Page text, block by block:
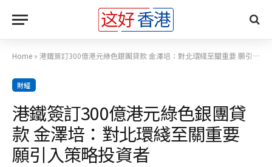
Home » 港鐵簽訂300億港元綠色銀團貸款 金澤培：對北環綫至關重要 願引入策略投資者
財經
港鐵簽訂300億港元綠色銀團貸
款 金澤培：對北環綫至關重要
願引入策略投資者